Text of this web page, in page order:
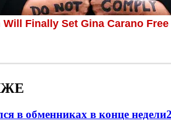
в обменниках в конце недели